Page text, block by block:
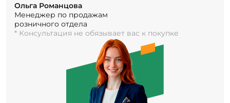
Ольга Романцова
Менеджер по продажам
розничного отдела
* Консультация не обязывает вас к покупке